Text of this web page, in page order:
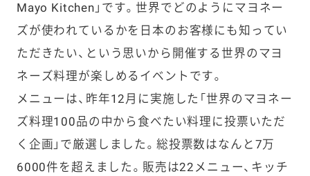
Mayo Kitchen」です。世界でどのようにマヨネー
ズが使われているかを日本のお客様にも知ってい
ただきたい、という思いから開催する世界のマヨ
ネーズ料理が楽しめるイベントです。
メニューは、昨年12月に実施した「世界のマヨネー
ズ料理100品の中から食べたい料理に投票いただ
く企画」で厳選しました。総投票数はなんと7万
6000件を超えました。販売は22メニュー、キッチ